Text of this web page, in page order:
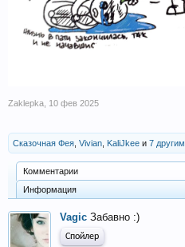
Zaklepka 10 фев 2025
Сказочная Фея Vivian KaliJkee и 7 другим
Комментарии
Информация
Vagic Забавно :)
Спойлер